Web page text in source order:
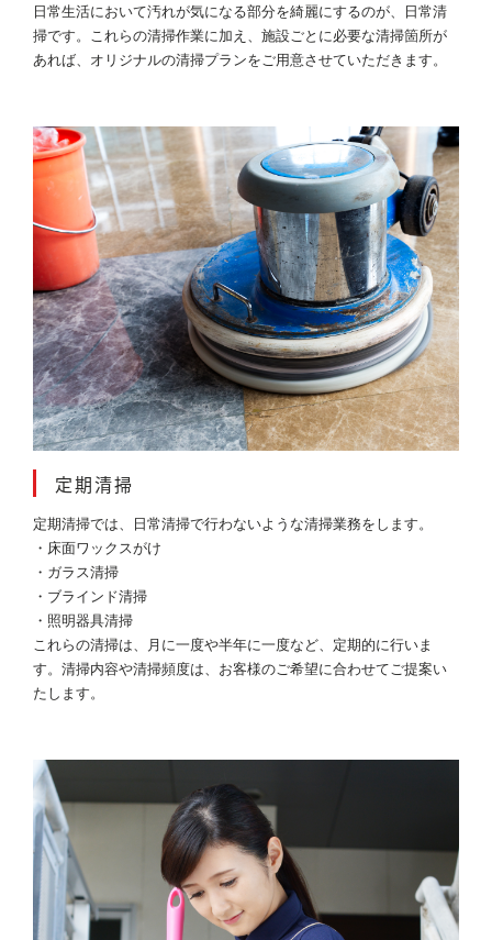
日常生活において汚れが気になる部分を綺麗にするのが、日常清
掃です。これらの清掃作業に加え、施設ごとに必要な清掃箇所が
あれば、オリジナルの清掃プランをご用意させていただきます。
定期清掃
定期清掃では、日常清掃で行わないような清掃業務をします。
・床面ワックスがけ
・ガラス清掃
・ブラインド清掃
・照明器具清掃
これらの清掃は、月に一度や半年に一度など、定期的に行いま
す。清掃内容や清掃頻度は、お客様のご希望に合わせてご提案い
たします。